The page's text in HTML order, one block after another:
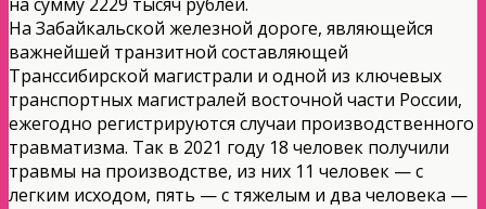
На Забайкальской железной дороге, являющейся
важнейшей транзитной составляющей
Транссибирской магистрали и одной из ключевых
транспортных магистралей восточной части России,
ежегодно регистрируются случаи производственного
травматизма. Так в 2021 году 18 человек получили
травмы на производстве, из них 11 человек — с
легким исходом, пять — с тяжелым и два человека —